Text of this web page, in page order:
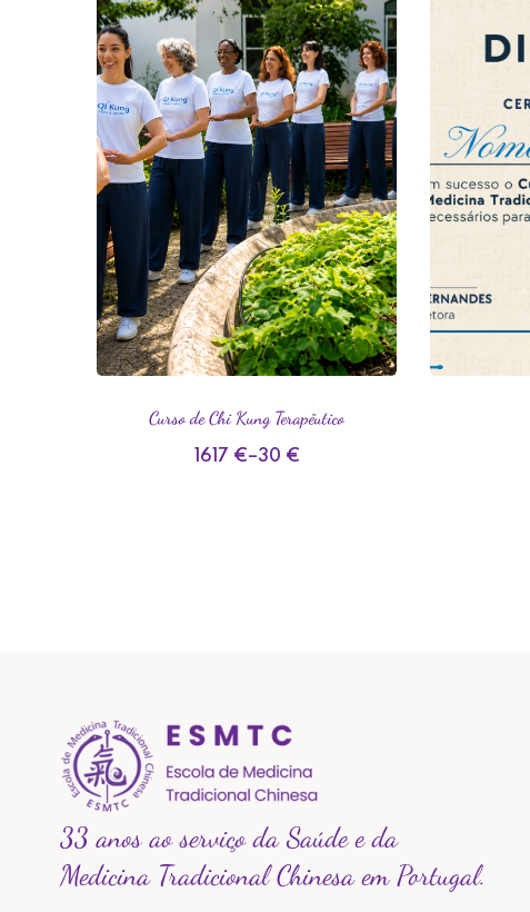
Curso de Chi Kung Terapêutico
30 €
–
1617 €
33 anos ao serviço da Saúde e da
Medicina Tradicional Chinesa em Portugal.